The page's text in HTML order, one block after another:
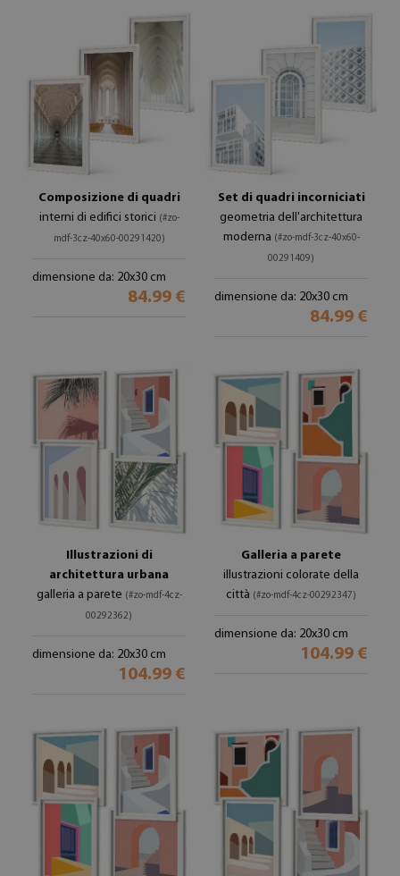
Composizione di quadri
interni di edifici storici (#zo-
mdf-3cz-40x60-00291420)
dimensione da: 20x30 cm
84.99 €
Set di quadri incorniciati
geometria dell'architettura
moderna (#zo-mdf-3cz-40x60-
00291409)
dimensione da: 20x30 cm
84.99 €
Illustrazioni di
architettura urbana
galleria a parete (#zo-mdf-4cz-
00292362)
dimensione da: 20x30 cm
104.99 €
Galleria a parete
illustrazioni colorate della
città (#zo-mdf-4cz-00292347)
dimensione da: 20x30 cm
104.99 €